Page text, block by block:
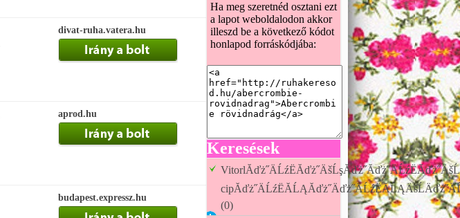
divat-ruha.vatera.hu
aprod.hu
budapest.expressz.hu
Ha meg szeretnéd osztani ezt
a lapot weboldalodon akkor
illeszd be a következő kódot
honlapod forráskódjába:
Keresések
(0)